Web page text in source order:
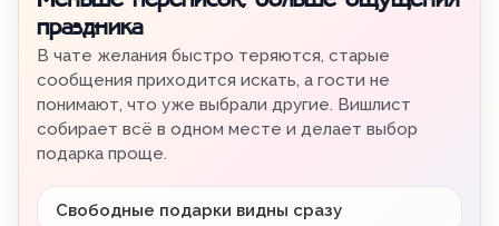
праздника
В чате желания быстро теряются, старые
сообщения приходится искать, а гости не
понимают, что уже выбрали другие. Вишлист
собирает всё в одном месте и делает выбор
подарка проще.
Свободные подарки видны сразу